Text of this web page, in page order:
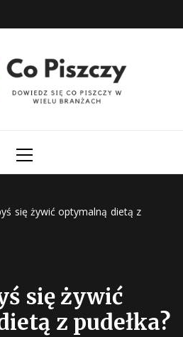
Menu
się żywić optymalną dietą z
się żywić
z pudełka?